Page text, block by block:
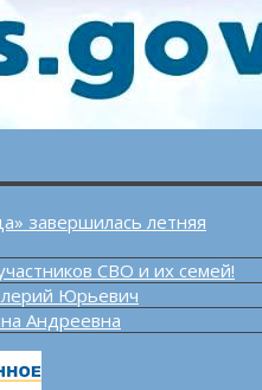
завершилась летняя
СВО и их семей!
Юрьевич
Андреевна